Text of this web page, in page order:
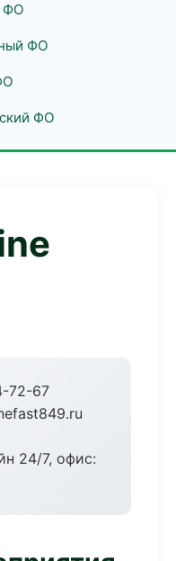
ФО
ФО
ФО
72-67
24/7, офис: